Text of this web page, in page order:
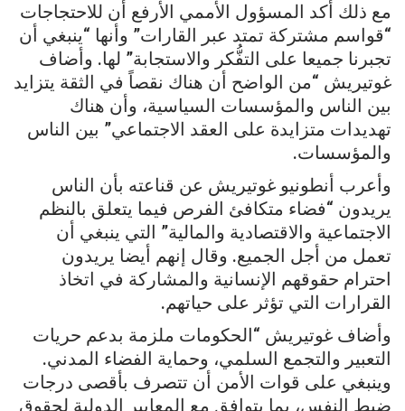
مع ذلك أكد المسؤول الأممي الأرفع أن للاحتجاجات
“قواسم مشتركة تمتد عبر القارات” وأنها “ينبغي أن
تجبرنا جميعا على التفُّكر والاستجابة” لها. وأضاف
غوتيريش “من الواضح أن هناك نقصاً في الثقة يتزايد
بين الناس والمؤسسات السياسية، وأن هناك
تهديدات متزايدة على العقد الاجتماعي” بين الناس
والمؤسسات.
وأعرب أنطونيو غوتيريش عن قناعته بأن الناس
يريدون “فضاء متكافئ الفرص فيما يتعلق بالنظم
الاجتماعية والاقتصادية والمالية” التي ينبغي أن
تعمل من أجل الجميع. وقال إنهم أيضا يريدون
احترام حقوقهم الإنسانية والمشاركة في اتخاذ
القرارات التي تؤثر على حياتهم.
وأضاف غوتيريش “الحكومات ملزمة بدعم حريات
التعبير والتجمع السلمي، وحماية الفضاء المدني.
وينبغي على قوات الأمن أن تتصرف بأقصى درجات
ضبط النفس، بما يتوافق مع المعايير الدولية لحقوق